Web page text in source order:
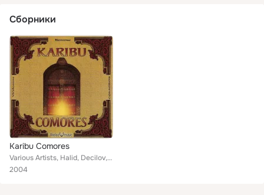
Сборники
Karibu Comores
Various Artists, Halid, Decilov, Naïla, Sambeco, Zaïnaba Ahmed, Hachimi Ali Saïd, Babadi, Anyme, Karibu Comores, Baco, Chebli, S...
2004